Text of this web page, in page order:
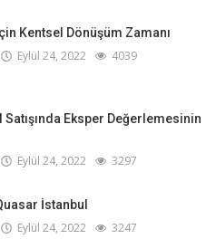
Kentsel Dönüşüm Zamanı
Eylül 24, 2022 4039
Eksper Değerlemesinin
Eylül 24, 2022 3297
İstanbul
Eylül 24, 2022 3247